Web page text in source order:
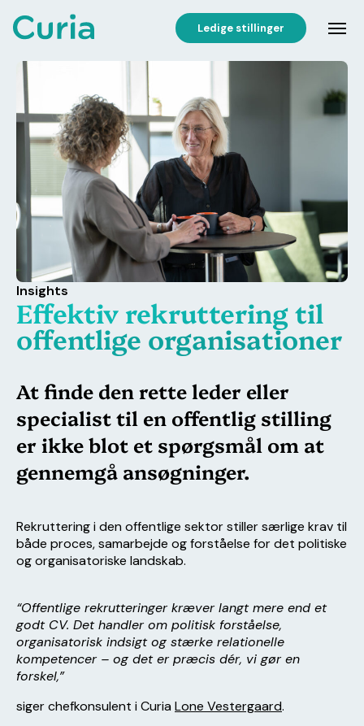
Ledige stillinger
Insights
Effektiv rekruttering til
offentlige organisationer
At finde den rette leder eller
specialist til en offentlig stilling
er ikke blot et spørgsmål om at
gennemgå ansøgninger.
Rekruttering i den offentlige sektor stiller særlige krav til
både proces, samarbejde og forståelse for det politiske
og organisatoriske landskab.
“Offentlige rekrutteringer kræver langt mere end et
godt CV. Det handler om politisk forståelse,
organisatorisk indsigt og stærke relationelle
kompetencer – og det er præcis dér, vi gør en
forskel,”
siger chefkonsulent i Curia Lone Vestergaard.